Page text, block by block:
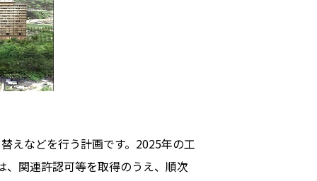
えなどを行う計画です。2025年の工
関連許認可等を取得のうえ、順次